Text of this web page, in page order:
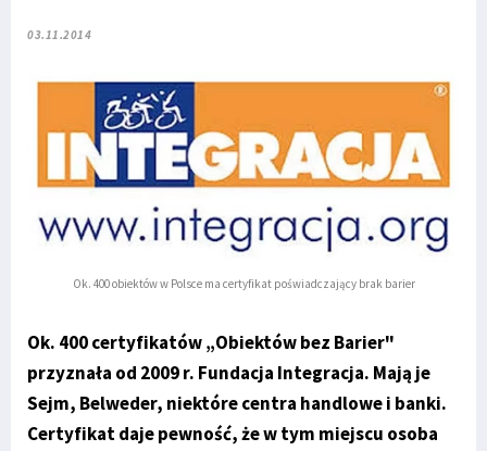
03.11.2014
Ok. 400 obiektów w Polsce ma certyfikat poświadczający brak barier
Ok. 400 certyfikatów „Obiektów bez Barier"
przyznała od 2009 r. Fundacja Integracja. Mają je
Sejm, Belweder, niektóre centra handlowe i banki.
Certyfikat daje pewność, że w tym miejscu osoba